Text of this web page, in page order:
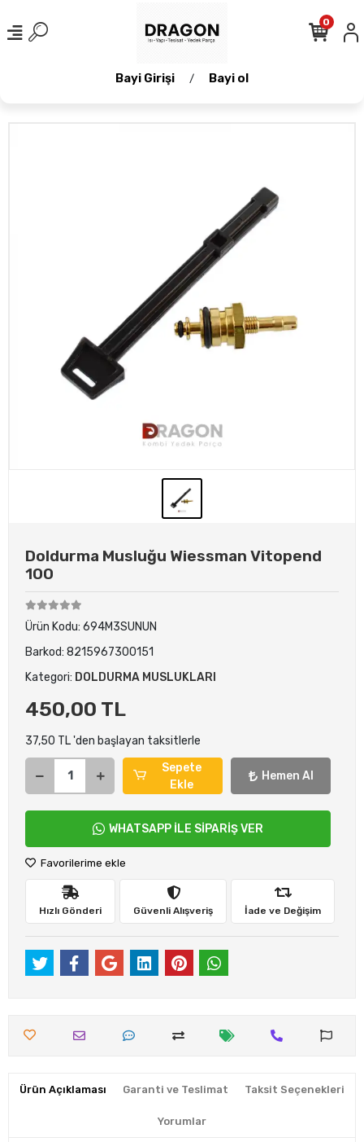
Bayi Girişi / Bayi ol
0
Doldurma Musluğu Wiessman Vitopend
100
Ürün Kodu: 694M3SUNUN
Barkod: 8215967300151
Kategori: DOLDURMA MUSLUKLARI
450,00 TL
37,50 TL 'den başlayan taksitlerle
Sepete
Ekle
Hemen Al
WHATSAPP İLE SİPARİŞ VER
Favorilerime ekle
Hızlı Gönderi Güvenli Alışveriş İade ve Değişim
Ürün Açıklaması Garanti ve Teslimat Taksit Seçenekleri
Yorumlar